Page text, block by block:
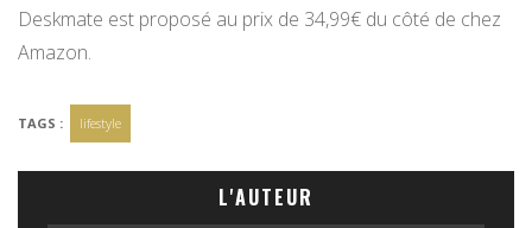
Deskmate est proposé au prix de 34,99€ du côté de chez
Amazon.
TAGS : lifestyle
L'AUTEUR